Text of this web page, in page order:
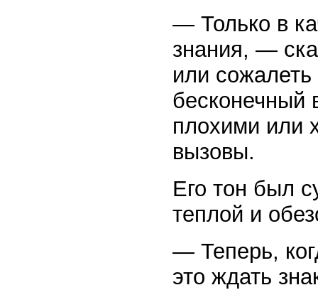
— Только в
знания, —
или
бесконечный
плохими или
вызовы.
Его тон был
теплой и
— Теперь,
это ждать